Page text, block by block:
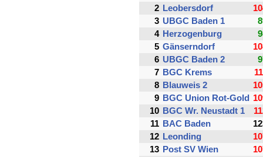
2 Leobersdorf
3 UBGC Baden 1
4 Herzogenburg
5 Gänserndorf
6 UBGC Baden 2
7 BGC Krems
8 Blauweis 2
9 BGC Union Rot-Gold
10 BGC Wr. Neustadt 1
11 BAC Baden
12 Leonding
13 Post SV Wien